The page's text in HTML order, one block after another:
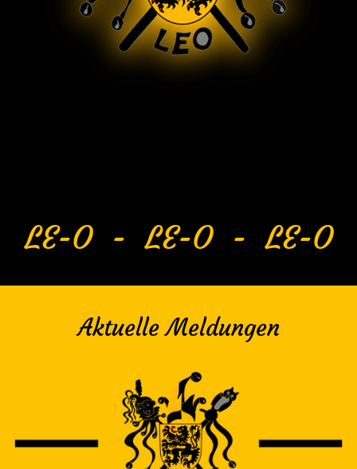
LE-O - LE-O - LE-O
Aktuelle Meldungen